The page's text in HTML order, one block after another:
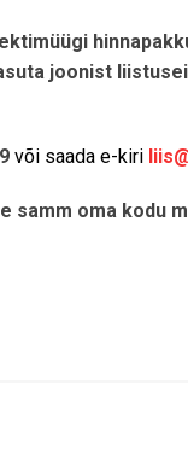
joonist
või saada e-kiri
samm oma kodu